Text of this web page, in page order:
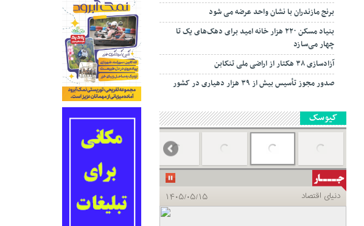
برنج مازندران با نشان واحد عرضه می شود
بنیاد مسکن ۲۲۰ هزار خانه امید برای دهک‌های یک تا
چهار می‌سازد
آزادسازی ۳۸ هکتار از اراضی ملی تنکابن
صدور مجوز تأسیس بیش از ۳۹ هزار دهیاری در کشور
کیوسک